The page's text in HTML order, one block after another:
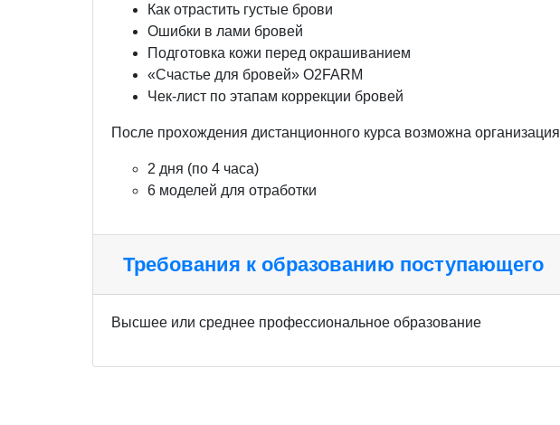
Как отрастить густые брови
Ошибки в лами бровей
Подготовка кожи перед окрашиванием
«Счастье для бровей» O2FARM
Чек-лист по этапам коррекции бровей
После прохождения дистанционного курса возможна организация
2 дня (по 4 часа)
6 моделей для отработки
Требования к образованию поступающего
Высшее или среднее профессиональное образование